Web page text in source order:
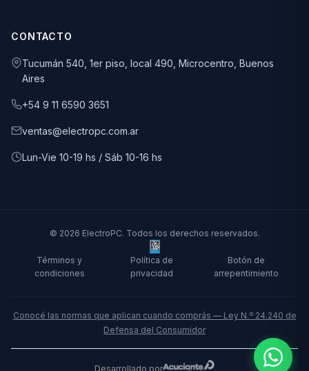
CONTACTO
Tucumán 540, 1er piso, local 490, Microcentro, Buenos
Aires
+54 9 11 6590 3651
ventas@electropc.com.ar
Lun-Vie 10-19 hs / Sáb 10-16 hs
© 2026 ElectroPC. Todos los derechos reservados.
Términos y
condiciones
Política de
privacidad
Botón de
arrepentimiento
Conocé las normas que aplican cuando comprás — Ley N.º 24.240 de
Defensa del Consumidor
Desarrollado por